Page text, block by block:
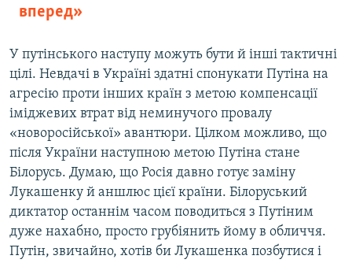
вперед»
У путінського наступу можуть бути й інші тактичні
цілі. Невдачі в Україні здатні спонукати Путіна на
агресію проти інших країн з метою компенсації
іміджевих втрат від неминучого провалу
«новоросійської» авантюри. Цілком можливо, що
після України наступною метою Путіна стане
Білорусь. Думаю, що Росія давно готує заміну
Лукашенку й аншлюс цієї країни. Білоруський
диктатор останнім часом поводиться з Путіним
дуже нахабно, просто грубіянить йому в обличчя.
Путін, звичайно, хотів би Лукашенка позбутися і